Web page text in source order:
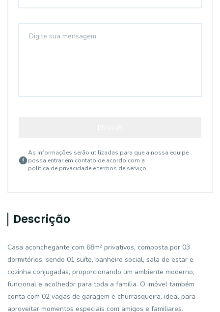
As informações serão utilizadas para que a nossa equipe
possa entrar em contato de acordo com a
política de privacidade e termos de serviço
Descrição
Casa aconchegante com 68m² privativos, composta por 03
dormitórios, sendo 01 suíte, banheiro social, sala de estar e
cozinha conjugadas, proporcionando um ambiente moderno,
funcional e acolhedor para toda a família. O imóvel também
conta com 02 vagas de garagem e churrasqueira, ideal para
aproveitar momentos especiais com amigos e familiares.